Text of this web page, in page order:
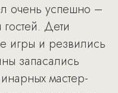
очень успешно –
Дети
игры и резвились
запасались
мастер-